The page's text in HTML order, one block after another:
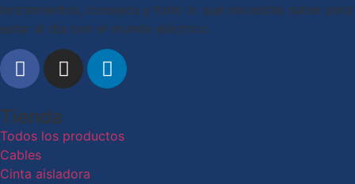
lanzamientos, consejos y todo lo que necesitás saber para
estar al día con el mundo eléctrico.
Tienda
Todos los productos
Cables
Cinta aisladora